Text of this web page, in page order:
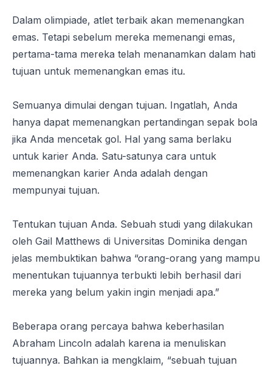
Dalam olimpiade, atlet terbaik akan memenangkan
emas. Tetapi sebelum mereka memenangi emas,
pertama-tama mereka telah menanamkan dalam hati
tujuan untuk memenangkan emas itu.
Semuanya dimulai dengan tujuan. Ingatlah, Anda
hanya dapat memenangkan pertandingan sepak bola
jika Anda mencetak gol. Hal yang sama berlaku
untuk karier Anda. Satu-satunya cara untuk
memenangkan karier Anda adalah dengan
mempunyai tujuan.
Tentukan tujuan Anda. Sebuah studi yang dilakukan
oleh Gail Matthews di Universitas Dominika dengan
jelas membuktikan bahwa “orang-orang yang mampu
menentukan tujuannya terbukti lebih berhasil dari
mereka yang belum yakin ingin menjadi apa.”
Beberapa orang percaya bahwa keberhasilan
Abraham Lincoln adalah karena ia menuliskan
tujuannya. Bahkan ia mengklaim, “sebuah tujuan